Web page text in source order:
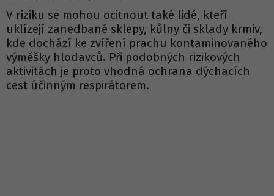
V riziku se mohou ocitnout také lidé, kteří
uklízejí zanedbané sklepy, kůlny či sklady krmiv,
kde dochází ke zvíření prachu kontaminovaného
výměšky hlodavců. Při podobných rizikových
aktivitách je proto vhodná ochrana dýchacích
cest účinným respirátorem.